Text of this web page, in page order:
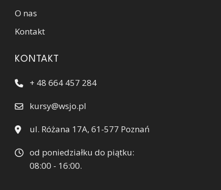
O nas
Kontakt
KONTAKT
+ 48 664 457 284
kursy@wsjo.pl
ul. Różana 17A, 61-577 Poznań
od poniedziałku do piątku:
08:00 - 16:00.